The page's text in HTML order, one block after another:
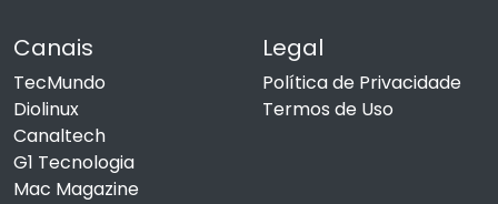
Canais
TecMundo
Diolinux
Canaltech
G1 Tecnologia
Mac Magazine
Legal
Política de Privacidade
Termos de Uso